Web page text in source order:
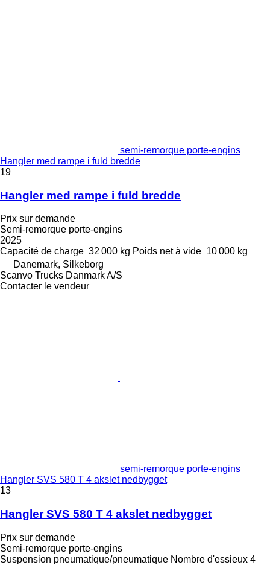
semi-remorque porte-engins
Hangler med rampe i fuld bredde
19
Hangler med rampe i fuld bredde
Prix sur demande
Semi-remorque porte-engins
2025
Capacité de charge 32 000 kg Poids net à vide 10 000 kg
Danemark, Silkeborg
Scanvo Trucks Danmark A/S
Contacter le vendeur
semi-remorque porte-engins
Hangler SVS 580 T 4 akslet nedbygget
13
Hangler SVS 580 T 4 akslet nedbygget
Prix sur demande
Semi-remorque porte-engins
Suspension pneumatique/pneumatique Nombre d'essieux 4